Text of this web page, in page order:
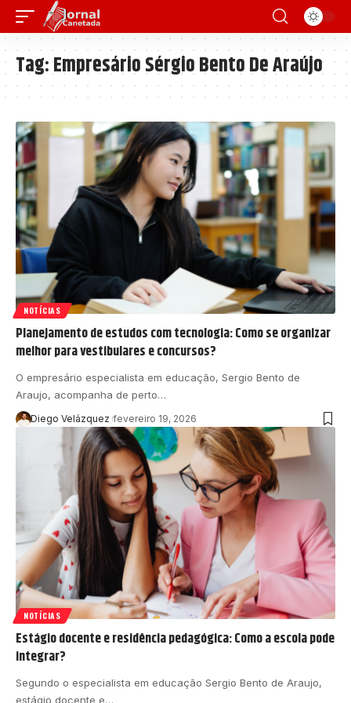
Tag:Empresário Sérgio Bento De Araújo
NOTÍCIAS
Planejamento de estudos com tecnologia: Como se organizar
melhor para vestibulares e concursos?
O empresário especialista em educação, Sergio Bento de
Araujo, acompanha de perto…
Diego Velázquez fevereiro 19, 2026
NOTÍCIAS
Estágio docente e residência pedagógica: Como a escola pode
integrar?
Segundo o especialista em educação Sergio Bento de Araujo,
estágio docente e…